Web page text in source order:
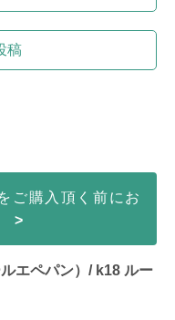
稿
購入頂く前にお
>
エペパン）/ k18 ルー